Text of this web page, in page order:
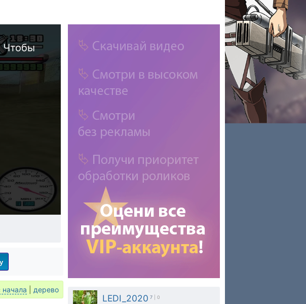
Чтобы
LEDI_2020 7 | 0
начала дерево